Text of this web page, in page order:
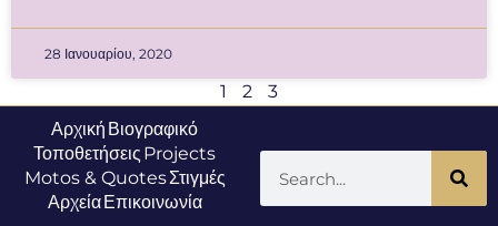
28 Ιανουαρίου, 2020
1 2
3
Αρχική Βιογραφικό
Τοποθετήσεις Projects
Motos & QuotesΣτιγμές
ΑρχείαΕπικοινωνία